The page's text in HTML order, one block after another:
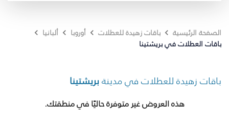
الصفحة الرئيسية باقات زهيدة للعطلات أوروبا
ألبانيا
باقات العطلات في بريشتينا
باقات زهيدة للعطلات في مدينة بريشتينا
هذه العروض غير متوفرة حاليًا في منطقتك.